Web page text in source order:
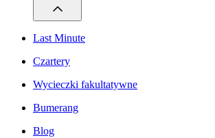
Last Minute
Czartery
Wycieczki fakultatywne
Bumerang
Blog